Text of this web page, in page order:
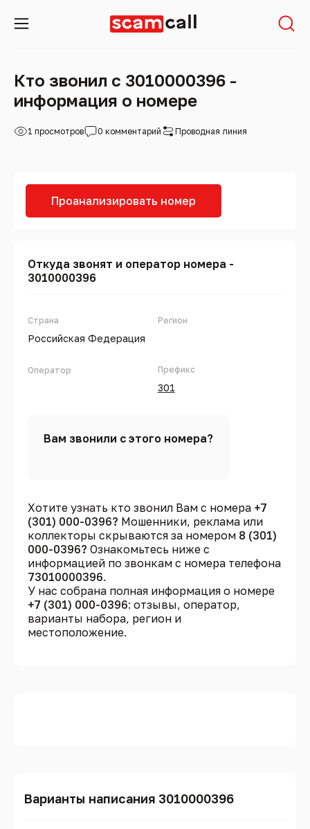
Кто звонил с 3010000396 -
информация о номере
1 просмотров 0 комментарий Проводная линия
Проанализировать номер
Откуда звонят и оператор номера -
3010000396
Страна
Российская Федерация
Оператор
Регион
Префикс
301
Вам звонили с этого номера?
Хотите узнать кто звонил Вам с номера +7
(301) 000-0396? Мошенники, реклама или
коллекторы скрываются за номером 8 (301)
000-0396? Ознакомьтесь ниже с
информацией по звонкам с номера телефона
73010000396.
У нас собрана полная информация о номере
+7 (301) 000-0396: отзывы, оператор,
варианты набора, регион и
местоположение.
Варианты написания 3010000396